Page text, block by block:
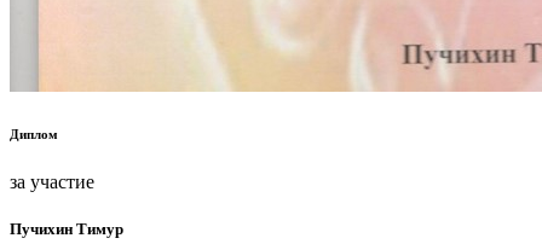
Диплом
за участие
Пучихин Тимур